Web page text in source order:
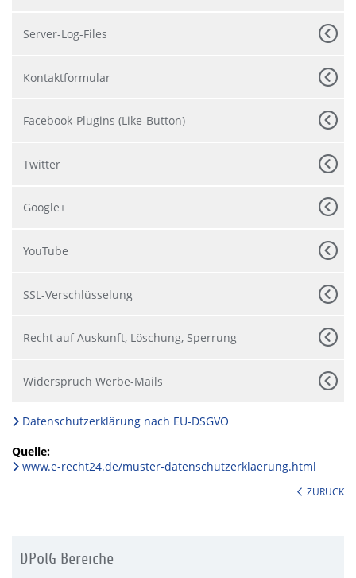
Server-Log-Files
Kontaktformular
Facebook-Plugins (Like-Button)
Twitter
Google+
YouTube
SSL-Verschlüsselung
Recht auf Auskunft, Löschung, Sperrung
Widerspruch Werbe-Mails
Datenschutzerklärung nach EU-DSGVO
Quelle:
www.e-recht24.de/muster-datenschutzerklaerung.html
ZURÜCK
DPolG Bereiche